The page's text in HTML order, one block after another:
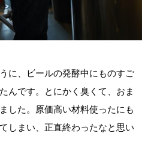
に、ビールの発酵中にものすご
んです。とにかく臭くて、おま
した。原価高い材料使ったにも
しまい、正直終わったなと思い